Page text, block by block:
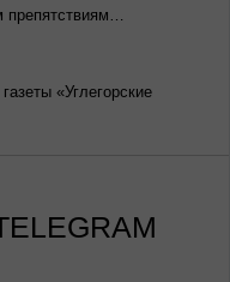
препятствиям…
«Углегорские